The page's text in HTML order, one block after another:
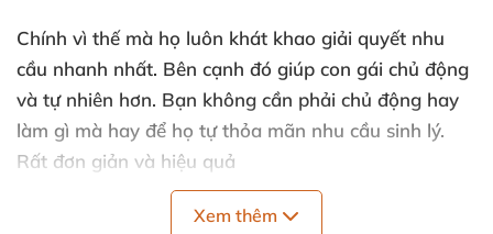
Chính vì thế mà họ luôn khát khao giải quyết nhu
cầu nhanh nhất. Bên cạnh đó giúp con gái chủ động
và tự nhiên hơn. Bạn không cần phải chủ động hay
làm gì mà hay để họ tự thỏa mãn nhu cầu sinh lý.
Rất đơn giản và hiệu quả
Những sản phẩm kích dục này chỉ
Xem thêm